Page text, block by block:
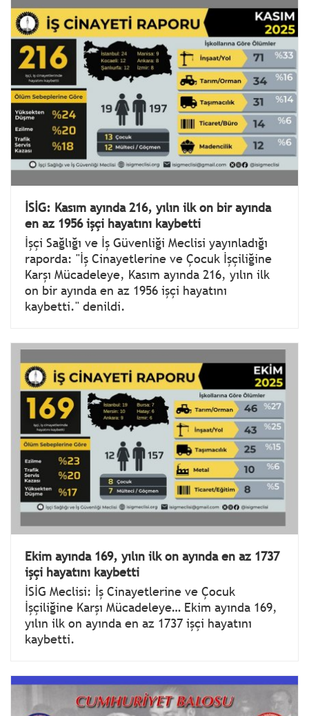
İSİG: Kasım ayında 216, yılın ilk on bir ayında
en az 1956 işçi hayatını kaybetti
İşçi Sağlığı ve İş Güvenliği Meclisi yayınladığı
raporda: "İş Cinayetlerine ve Çocuk İşçiliğine
Karşı Mücadeleye, Kasım ayında 216, yılın ilk
on bir ayında en az 1956 işçi hayatını
kaybetti." denildi.
Ekim ayında 169, yılın ilk on ayında en az 1737
işçi hayatını kaybetti
İSİG Meclisi: İş Cinayetlerine ve Çocuk
İşçiliğine Karşı Mücadeleye… Ekim ayında 169,
yılın ilk on ayında en az 1737 işçi hayatını
kaybetti.